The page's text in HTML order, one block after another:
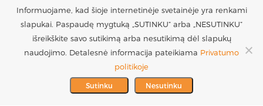
Registruotis vizitui
PARTNERIAI >
MES REMIAME >
UAB Estetinės
chirurgijos centras
Į.k. 300016228
PVM mokėtojo kodas
LT100005717312
+370 686 33217
info@plastinechirurgija.lt
Informuojame, kad šioje internetinėje svetainėje yra renkami
slapukai. Paspaudę mygtuką „SUTINKU“ arba „NESUTINKU“
išreikškite savo sutikimą arba nesutikimą dėl slapukų
naudojimo. Detalesnė informacija pateikiama Privatumo
politikoje
Sutinku Nesutinku